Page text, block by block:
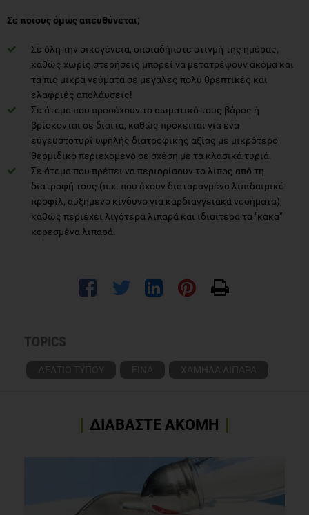
Σε ποιους όμως απευθύνεται;
Σε όλη την οικογένεια, οποιαδήποτε στιγμή της ημέρας,
καθώς χωρίς στερήσεις μπορεί να μετατρέψουν ακόμα και
τα πιο μικρά γεύματα σε μεγάλες πολύ θρεπτικές και
ελαφριές απολάυσεις!
Σε άτομα που προσέχουν το σωματικό τους βάρος ή
βρίσκονται σε δίαιτα, καθώς πρόκειται για ένα
εύγευστοτυρί υψηλής διατροφικής αξίας με μικρότερο
θερμιδικό περιεχόμενο σε σχέση με τα κλασικά τυριά.
Σε άτομα που πρέπει να περιορίσουν το λίπος από τη
διατροφή τους (π.χ. που έχουν διαταραγμένο λιπιδαιμικό
προφίλ, αυξημένο κίνδυνο για καρδιαγγειακά νοσήματα),
καθώς περιέχει λιγότερα λιπαρά και ιδιαίτερα τα "κακά"
κορεσμένα λιπαρά.
TOPICS
ΔΕΛΤΙΟ ΤΥΠΟΥ FINA ΧΑΜΗΛΑ ΛΙΠΑΡΑ
ΔΙΑΒΑΣΤΕ ΑΚΟΜΗ